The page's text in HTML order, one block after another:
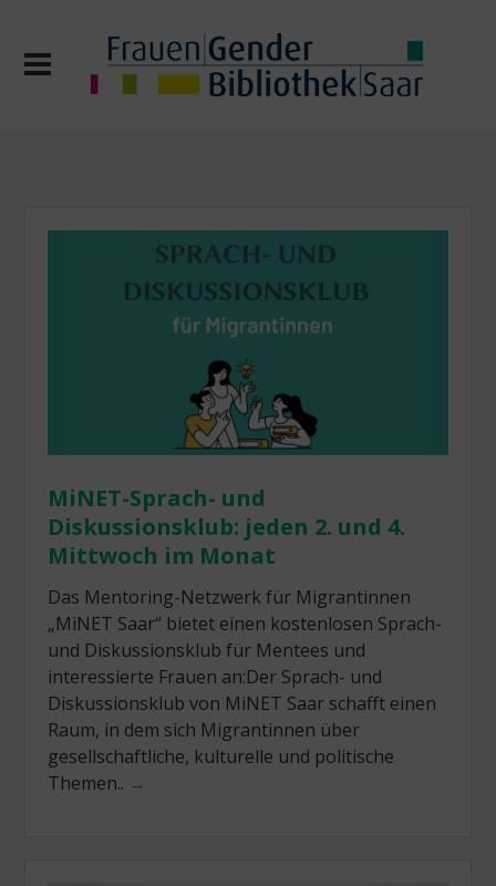
MiNET-Sprach- und
Diskussionsklub: jeden 2. und 4.
Mittwoch im Monat
Das Mentoring-Netzwerk für Migrantinnen
„MiNET Saar“ bietet einen kostenlosen Sprach-
und Diskussionsklub für Mentees und
interessierte Frauen an:Der Sprach- und
Diskussionsklub von MiNET Saar schafft einen
Raum, in dem sich Migrantinnen über
gesellschaftliche, kulturelle und politische
Themen.. →